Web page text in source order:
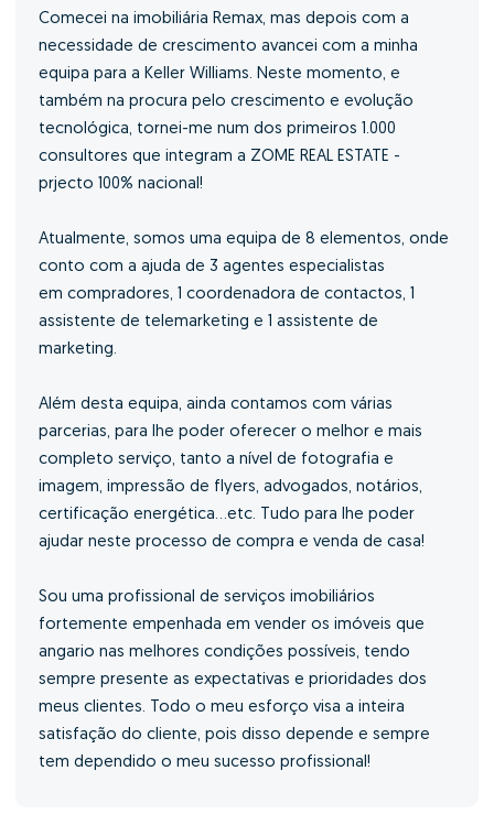
Comecei na imobiliária Remax, mas depois com a
necessidade de crescimento avancei com a minha
equipa para a Keller Williams. Neste momento, e
também na procura pelo crescimento e evolução
tecnológica, tornei-me num dos primeiros 1.000
consultores que integram a ZOME REAL ESTATE -
prjecto 100% nacional!
Atualmente, somos uma equipa de 8 elementos, onde
conto com a ajuda de 3 agentes especialistas
em compradores, 1 coordenadora de contactos, 1
assistente de telemarketing e 1 assistente de
marketing.
Além desta equipa, ainda contamos com várias
parcerias, para lhe poder oferecer o melhor e mais
completo serviço, tanto a nível de fotografia e
imagem, impressão de flyers, advogados, notários,
certificação energética...etc. Tudo para lhe poder
ajudar neste processo de compra e venda de casa!
Sou uma profissional de serviços imobiliários
fortemente empenhada em vender os imóveis que
angario nas melhores condições possíveis, tendo
sempre presente as expectativas e prioridades dos
meus clientes. Todo o meu esforço visa a inteira
satisfação do cliente, pois disso depende e sempre
tem dependido o meu sucesso profissional!